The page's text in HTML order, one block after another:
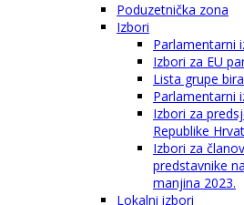
Poduzetnička zona
Izbori
Parlamentarni
Izbori za EU
Lista grupe
Parlamentarni
Izbori za
Republike
Izbori za
predstavnike
manjina 2023.
Lokalni izbori